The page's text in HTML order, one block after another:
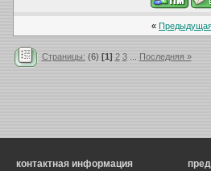
«
Страницы: (6) [1] 2 3... Последняя »
контактная информация